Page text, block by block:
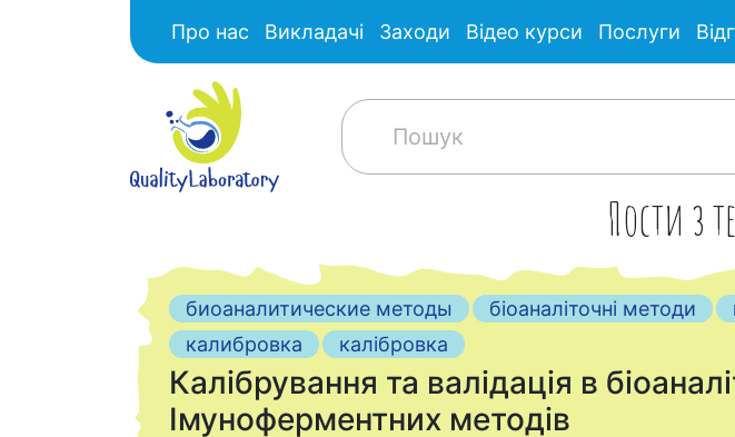
Про нас Викладачі Заходи Відео курси Послуги
Пости з
биоаналитические методы біоаналіточні методи
калибровка
калібровка
Калібрування та валідація в
Імуноферментних методів